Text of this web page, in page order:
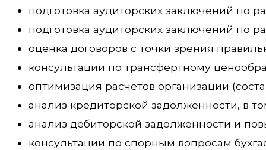
подготовка аудиторских заключений по
подготовка аудиторских заключений по
оценка договоров с точки зрения
консультации по трансфертному
оптимизация расчетов организации
анализ кредиторской задолженности, в
анализ дебиторской задолженности и
консультации по спорным вопросам